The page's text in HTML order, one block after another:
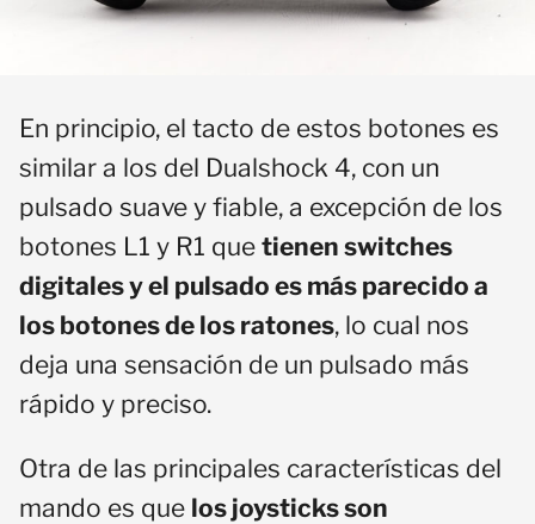
En principio, el tacto de estos botones es
similar a los del Dualshock 4, con un
pulsado suave y fiable, a excepción de los
botones L1 y R1 que tienen switches
digitales y el pulsado es más parecido a
los botones de los ratones, lo cual nos
deja una sensación de un pulsado más
rápido y preciso.
Otra de las principales características del
mando es que los joysticks son